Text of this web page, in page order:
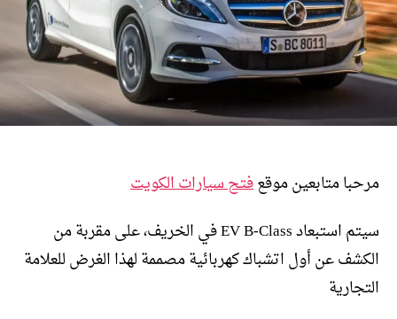
مرحبا متابعين موقعفتح سيارات الكويت
سيتم استبعاد EV B-Class في الخريف، على مقربة من
الكشف عن أول اتشباك كهربائية مصممة لهذا الغرض للعلامة
التجارية